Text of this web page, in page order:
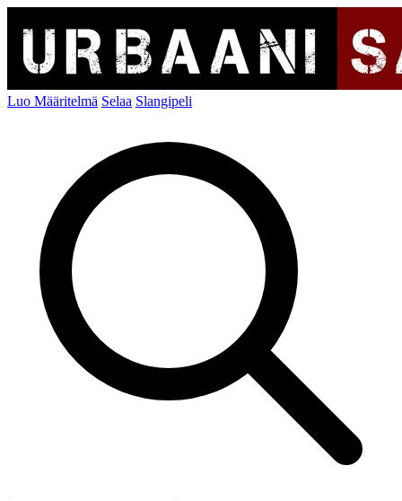
Luo Määritelmä Selaa Slangipeli